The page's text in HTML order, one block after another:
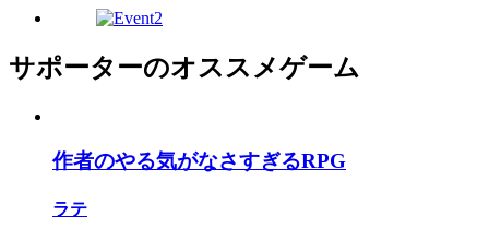
サポーターのオススメゲーム
作者のやる気がなさすぎるRPG
ラテ